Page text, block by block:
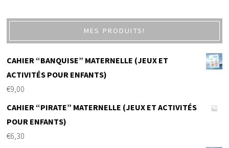
MES PRODUITS!
CAHIER “BANQUISE” MATERNELLE (JEUX ET
ACTIVITÉS POUR ENFANTS)
€9,00
CAHIER “PIRATE” MATERNELLE (JEUX ET ACTIVITÉS
POUR ENFANTS)
€6,30